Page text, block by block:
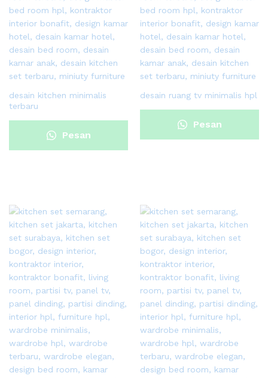
desain kitchen minimalis
terbaru
Pesan
desain ruang tv minimalis hpl
Pesan